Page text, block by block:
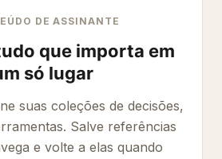
DE ASSINANTE
que importa em
só lugar
suas coleções de decisões,
Salve referências
e volte a elas quando